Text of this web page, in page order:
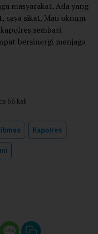
masyarakat. Ada yang
saya sikat. Mau oknum
sembari
bersinergi menjaga
66 kali
Kapolres